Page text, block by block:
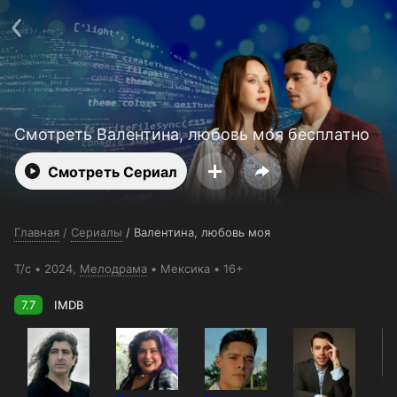
Смотреть Валентина, любовь моя бесплатно
Смотреть Сериал
Главная / Сериалы / Валентина, любовь моя
Т/с 2024, Мелодрама Мексика 16+
7.7 IMDB
О сервисе
Пользовательское соглашение
Политика конфиденциальности
Для партнёров
Открыть приложение
Ввести промокод
Установить на ТВ
Бесплатные каналы Контакты